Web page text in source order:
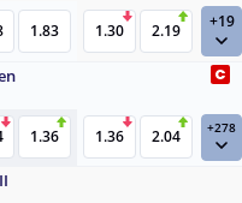
1.83 1.30 2.19 +19
1.36 1.36 2.04 +278